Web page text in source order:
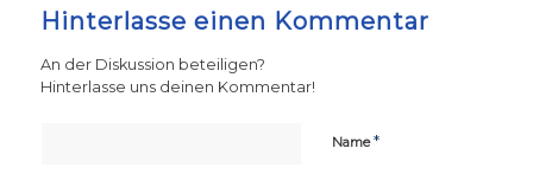
Hinterlasse einen Kommentar
An der Diskussion beteiligen?
Hinterlasse uns deinen Kommentar!
Name*